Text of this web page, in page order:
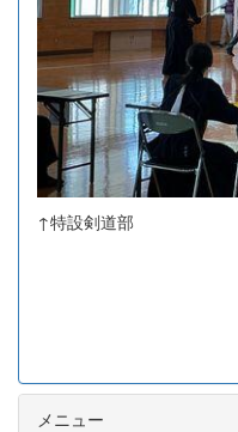
↑特設剣道部
メニュー